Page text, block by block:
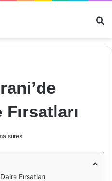
Fırsatları
süresi
Fırsatları